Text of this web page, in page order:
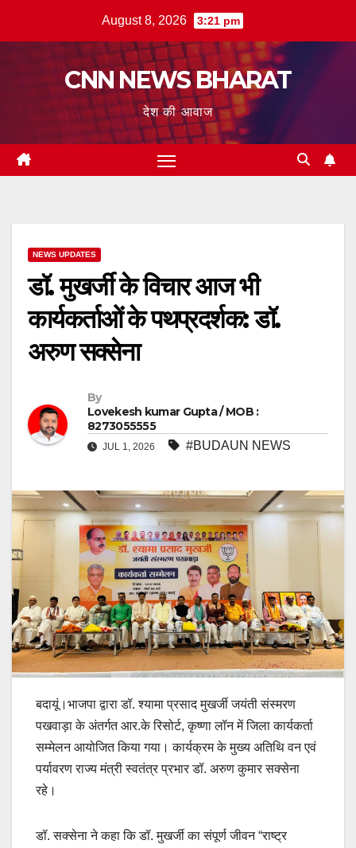
August 8, 2026 3:21 pm
CNN NEWS BHARAT
देश की आवाज
NEWS UPDATES
डॉ. मुखर्जी के विचार आज भी
कार्यकर्ताओं के पथप्रदर्शक: डॉ.
अरुण सक्सेना
By
Lovekesh kumar Gupta / MOB :
8273055555
JUL 1, 2026 #BUDAUN NEWS
बदायूं।भाजपा द्वारा डॉ. श्यामा प्रसाद मुखर्जी जयंती संस्मरण
पखवाड़ा के अंतर्गत आर.के रिसोर्ट, कृष्णा लॉन में जिला कार्यकर्ता
सम्मेलन आयोजित किया गया। कार्यक्रम के मुख्य अतिथि वन एवं
पर्यावरण राज्य मंत्री स्वतंत्र प्रभार डॉ. अरुण कुमार सक्सेना
रहे।
डॉ. सक्सेना ने कहा कि डॉ. मुखर्जी का संपूर्ण जीवन “राष्ट्र